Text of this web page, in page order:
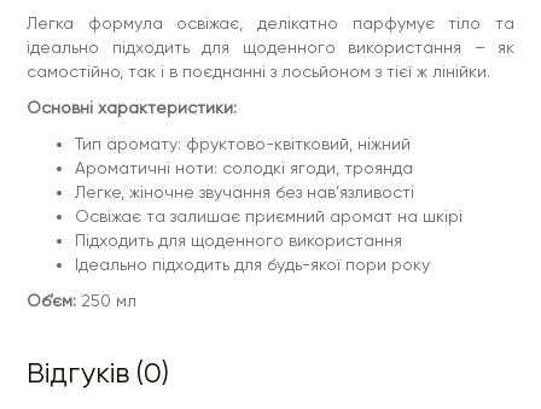
Легка формула освіжає, делікатно парфумує тіло та
ідеально підходить для щоденного використання – як
самостійно, так і в поєднанні з лосьйоном з тієї ж лінійки.
Основні характеристики:
Тип аромату: фруктово-квітковий, ніжний
Ароматичні ноти: солодкі ягоди, троянда
Легке, жіночне звучання без нав’язливості
Освіжає та залишає приємний аромат на шкірі
Підходить для щоденного використання
Ідеально підходить для будь-якої пори року
Об’єм: 250 мл
Відгуків (0)